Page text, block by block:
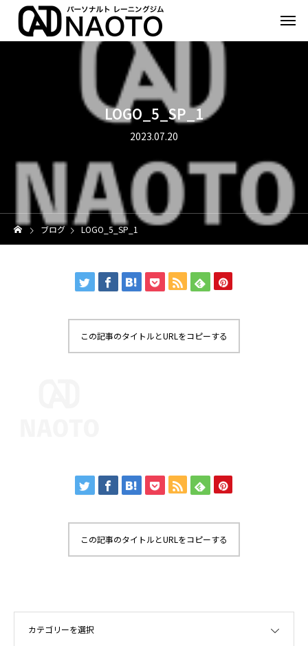
LOGO_5_SP_1
2023.07.20
ブログ LOGO_5_SP_1
この記事のタイトルとURLをコピーする
この記事のタイトルとURLをコピーする